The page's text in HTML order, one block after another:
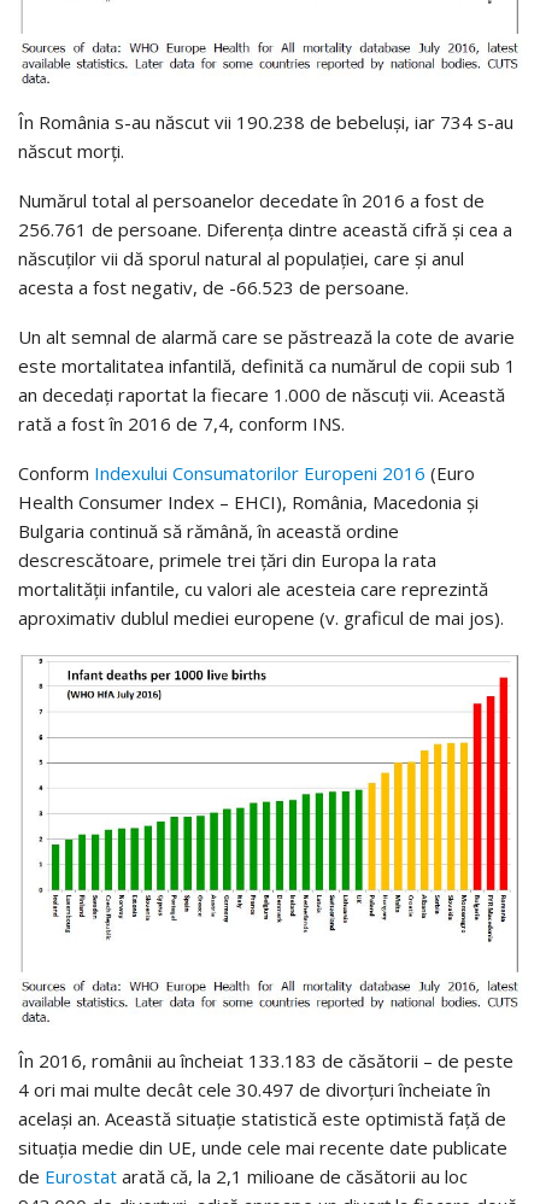
În România s-au născut vii 190.238 de bebeluşi, iar 734 s-au
născut morţi.
Numărul total al persoanelor decedate în 2016 a fost de
256.761 de persoane. Diferenţa dintre această cifră şi cea a
născuţilor vii dă sporul natural al populaţiei, care şi anul
acesta a fost negativ, de -66.523 de persoane.
Un alt semnal de alarmă care se păstrează la cote de avarie
este mortalitatea infantilă, definită ca numărul de copii sub 1
an decedaţi raportat la fiecare 1.000 de născuţi vii. Această
rată a fost în 2016 de 7,4, conform INS.
Conform Indexului Consumatorilor Europeni 2016 (Euro
Health Consumer Index – EHCI), România, Macedonia şi
Bulgaria continuă să rămână, în această ordine
descrescătoare, primele trei ţări din Europa la rata
mortalităţii infantile, cu valori ale acesteia care reprezintă
aproximativ dublul mediei europene (v. graficul de mai jos).
În 2016, românii au încheiat 133.183 de căsătorii – de peste
4 ori mai multe decât cele 30.497 de divorţuri încheiate în
acelaşi an. Această situaţie statistică este optimistă faţă de
situaţia medie din UE, unde cele mai recente date publicate
de Eurostat arată că, la 2,1 milioane de căsătorii au loc